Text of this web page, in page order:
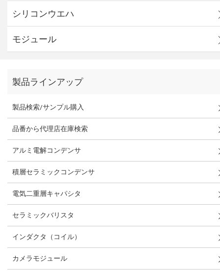
シリコンウエハ
モジュール
製品ラインアップ
製品検索/サンプル購入
品番から代理店在庫検索
アルミ電解コンデンサ
積層セラミックコンデンサ
電気二重層キャパシタ
セラミックバリスタ
インダクタ（コイル）
カメラモジュール